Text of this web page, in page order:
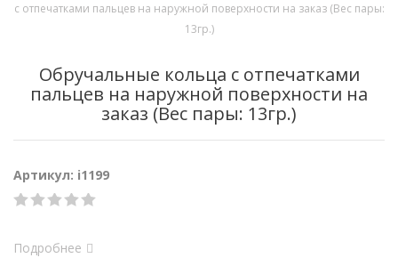
с отпечатками пальцев на наружной поверхности на заказ (Вес пары:
13гр.)
Обручальные кольца с отпечатками
пальцев на наружной поверхности на
заказ (Вес пары: 13гр.)
Артикул: i1199
Подробнее